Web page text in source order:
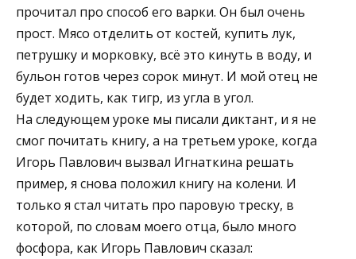
прочитал про способ его варки. Он был очень
прост. Мясо отделить от костей, купить лук,
петрушку и морковку, всё это кинуть в воду, и
бульон готов через сорок минут. И мой отец не
будет ходить, как тигр, из угла в угол.
На следующем уроке мы писали диктант, и я не
смог почитать книгу, а на третьем уроке, когда
Игорь Павлович вызвал Игнаткина решать
пример, я снова положил книгу на колени. И
только я стал читать про паровую треску, в
которой, по словам моего отца, было много
фосфора, как Игорь Павлович сказал: